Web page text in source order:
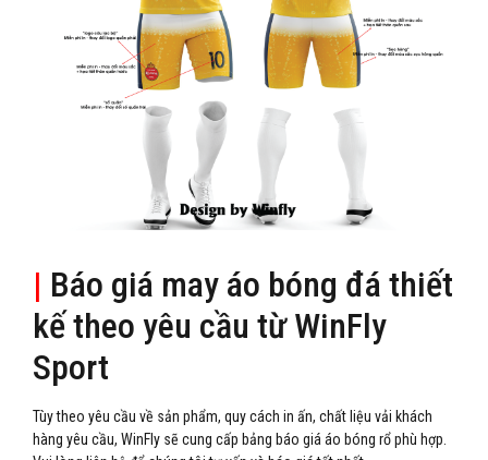
| Báo giá may áo bóng đá thiết
kế theo yêu cầu từ WinFly
Sport
Tùy theo yêu cầu về sản phẩm, quy cách in ấn, chất liệu vải khách
hàng yêu cầu, WinFly sẽ cung cấp bảng báo giá áo bóng rổ phù hợp.